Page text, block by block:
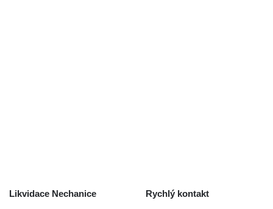
Likvidace Nechanice Rychlý kontakt